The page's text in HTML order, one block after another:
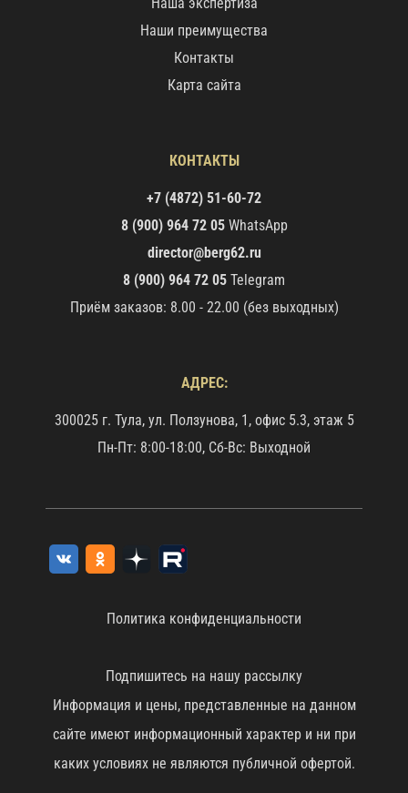
Наши преимущества
Контакты
Карта сайта
КОНТАКТЫ
+7 (4872) 51-60-72
8 (900) 964 72 05WhatsApp
director@berg62.ru
8 (900) 964 72 05 Telegram
Приём заказов: 8.00 - 22.00 (без выходных)
АДРЕС:
300025 г. Тула, ул. Ползунова, 1, офис 5.3, этаж 5
Пн-Пт: 8:00-18:00, Сб-Вс: Выходной
Политика конфиденциальности
Подпишитесь на нашу рассылку
Информация и цены, представленные на данном
сайте имеют информационный характер и ни при
каких условиях не являются публичной офертой.